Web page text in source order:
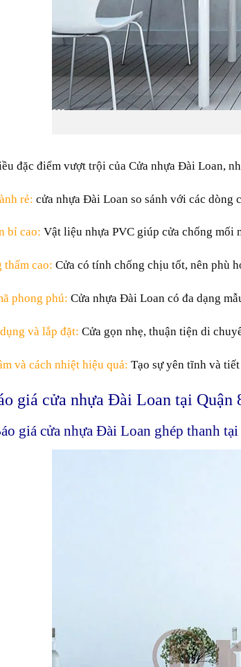
đặc điểm vượt trội của Cửa nhựa Đài Loan,
rẻ: cửa nhựa Đài Loan so sánh với các dòng
bỉcao: Vật liệu nhựa PVC giúp cửa chống mối
thấm cao: Cửa có tínhchống chịu tốt, nên phù
phong phú: Cửa nhựa Đài Loan có đa dạng
và lắp đặt: Cửa gọn nhẹ, thuận tiện di
và cách nhiệt hiệu quả: Tạo sựyên tĩnh và tiết
giá cửa nhựa Đài Loan tại Quận
giá cửa nhựa Đài Loan ghép thanh tại